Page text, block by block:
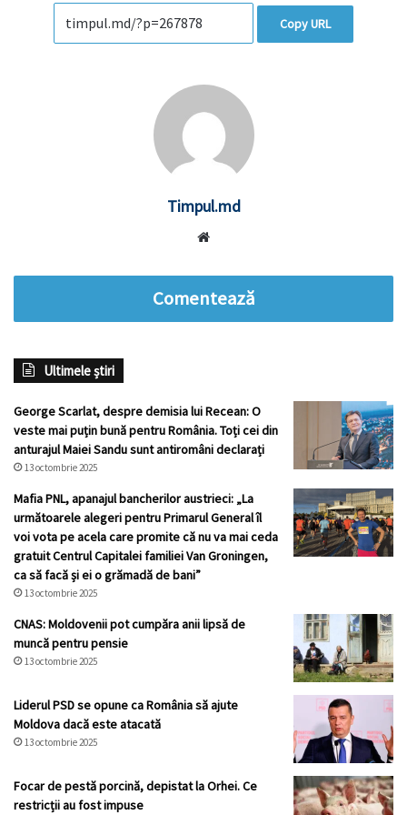
Copy URL
Timpul.md
Comentează
Ultimele știri
George Scarlat, despre demisia lui Recean: O
veste mai puțin bună pentru România. Toți cei din
anturajul Maiei Sandu sunt antiromâni declarați
13 octombrie 2025
Mafia PNL, apanajul bancherilor austrieci: „La
următoarele alegeri pentru Primarul General îl
voi vota pe acela care promite că nu va mai ceda
gratuit Centrul Capitalei familiei Van Groningen,
ca să facă și ei o grămadă de bani”
13 octombrie 2025
CNAS: Moldovenii pot cumpăra anii lipsă de
muncă pentru pensie
13 octombrie 2025
Liderul PSD se opune ca România să ajute
Moldova dacă este atacată
13 octombrie 2025
Focar de pestă porcină, depistat la Orhei. Ce
restricții au fost impuse